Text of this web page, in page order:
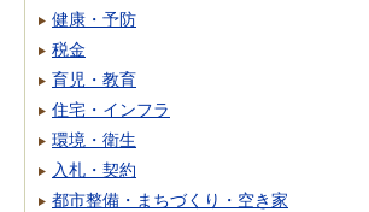
健康・予防
税金
育児・教育
住宅・インフラ
環境・衛生
入札・契約
都市整備・まちづくり・空き家